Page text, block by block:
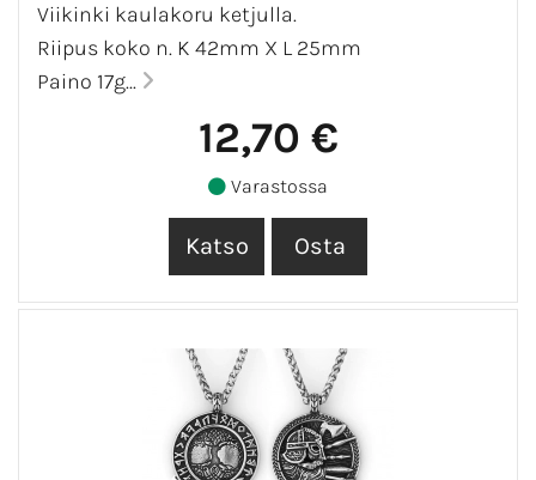
Viikinki kaulakoru ketjulla.
Riipus koko n. K 42mm X L 25mm
Paino 17g...
12,70 €
Varastossa